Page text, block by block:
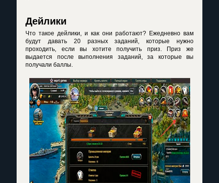
Дейлики
Что такое дейлики, и как они работают? Ежедневно вам
будут давать 20 разных заданий, которые нужно
проходить, если вы хотите получить приз. Приз же
выдается после выполнения заданий, за которые вы
получали баллы.